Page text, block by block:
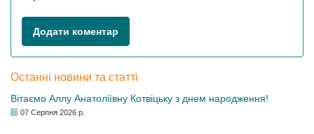
Додати коментар
Останні новини та статті
Вітаємо Аллу Анатоліївну Котвіцьку з днем народження!
07 Серпня 2026 р.